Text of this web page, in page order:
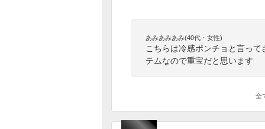
あみあみあみ(40代・女性)
こちらは冷感ポンチョと言っ
テムなので重宝だと思います
全